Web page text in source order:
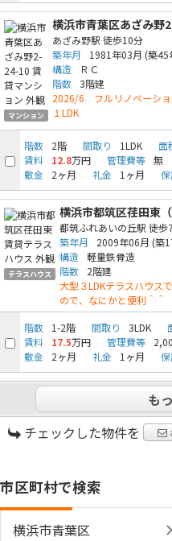
マンション
横浜市青葉区あざみ野
あざみ野駅 徒歩10分
築年月
1981年03月 (築45
構造
ＲＣ
階数 3階建
2026/6 フルリノベーショ
１LDK
階数 2階 間取り 1LDK 面
賃料 12.8万円 管理費等 無
敷金
2ヶ月 礼金 1ヶ月
テラスハウス
横浜市都筑区荏田東（
都筑ふれあいの丘駅 徒歩
築年月
2009年06月 (築
構造 軽量鉄骨造
階数
2階建
大型３LDKテラスハウス
ので、なにかと便利＾＾
階数
1-2階 間取り 3LDK
賃料 17.5万円 管理費等
敷金
2ヶ月 礼金 1ヶ月
も
チェックした物件を
市区町村で検索
横浜市青葉区